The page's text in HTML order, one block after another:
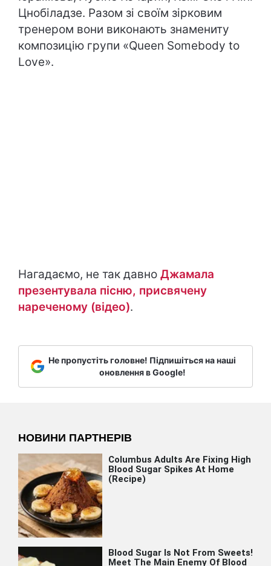
Цнобіладзе. Разом зі своїм зірковим
тренером вони виконають знамениту
композицію групи «Queen Somebody to
Love».
Нагадаємо, не так давно Джамала
презентувала пісню, присвячену
нареченому (відео).
Не пропустіть головне! Підпишіться на наші
оновлення в Google!